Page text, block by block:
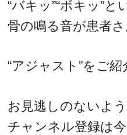
“バキッ”“ボキッ”と
骨の鳴る音が患者さ
“アジャスト”をご紹
お見逃しのないよう
チャンネル登録は